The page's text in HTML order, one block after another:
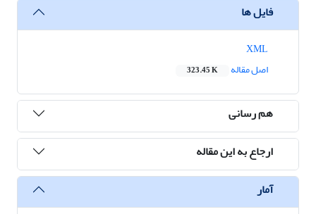
فایل ها
اصل مقاله
323.45 K
هم رسانی
ارجاع به این مقاله
آمار